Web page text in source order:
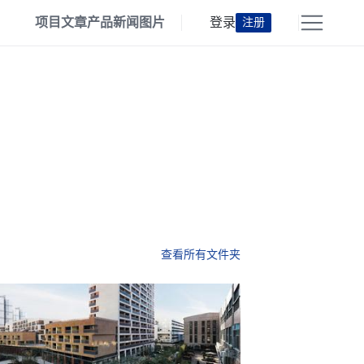
项目文章产品新闻 图片 登录 注册
查看所有文件夹